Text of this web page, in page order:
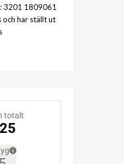
3201 1809061
och har ställt ut